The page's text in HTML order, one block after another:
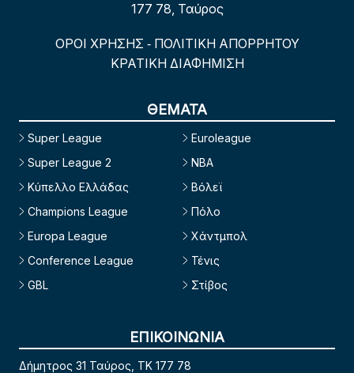
177 78, Ταύρος
ΟΡΟΙ ΧΡΗΣΗΣ - ΠΟΛΙΤΙΚΗ ΑΠΟΡΡΗΤΟΥ
ΚΡΑΤΙΚΗ ΔΙΑΦΗΜΙΣΗ
ΘΕΜΑΤΑ
Super League
Super League 2
Κύπελλο Ελλάδας
Champions League
Europa League
Conference League
GBL
Euroleague
NBA
Βόλεϊ
Πόλο
Χάντμπολ
Τένις
Στίβος
ΕΠΙΚΟΙΝΩΝΙΑ
Δήμητρος 31 Ταύρος, TK 177 78